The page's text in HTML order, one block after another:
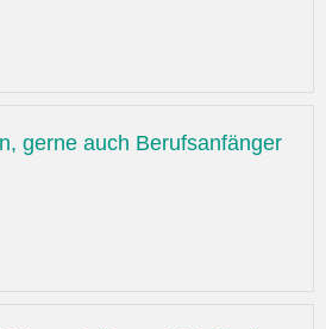
gerne auch Berufsanfänger